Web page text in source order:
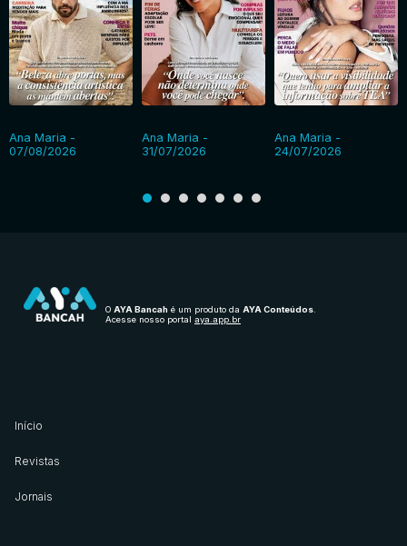
Ana Maria -
07/08/2026
Ana Maria -
31/07/2026
Ana Maria -
24/07/2026
O AYA Bancah é um produto da AYA Conteúdos
Acesse nosso portal aya.app.br
Início
Revistas
Jornais